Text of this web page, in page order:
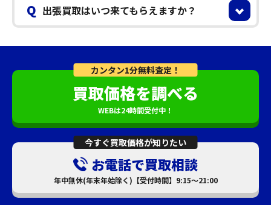
Q 出張買取はいつ来てもらえますか？
カンタン1分無料査定！
買取価格を調べる
WEBは24時間受付中！
今すぐ買取価格が知りたい
お電話で買取相談
年中無休(年末年始除く)【受付時間】9:15～21:00